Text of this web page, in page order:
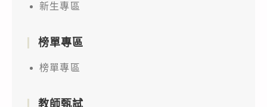
新生專區
榜單專區
榜單專區
教師甄試